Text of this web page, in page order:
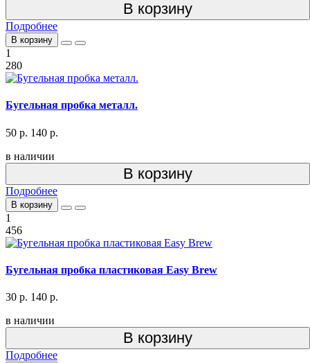
В корзину
Подробнее
В корзину
1
280
Бугельная пробка металл.
50 р. 140 р.
в наличии
В корзину
Подробнее
В корзину
1
456
Бугельная пробка пластиковая Easy Brew
30 р. 140 р.
в наличии
В корзину
Подробнее